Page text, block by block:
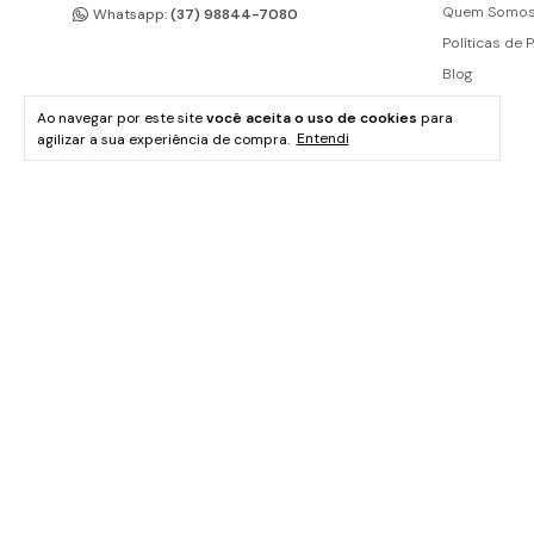
Ao navegar por este sitevocê aceita o uso de cookies para
agilizar a sua experiência de compra. Entendi
Whatsapp:(37) 98844-7080
Quem Somos
Políticas de
Blog